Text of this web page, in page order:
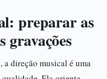
preparar as
gravações
direção musical é uma